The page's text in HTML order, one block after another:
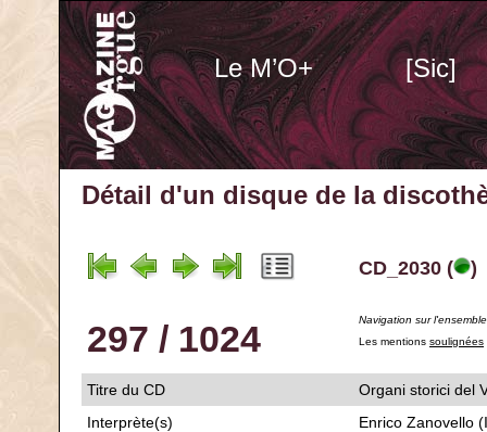
Le M’O+ [Sic]
Détail d'un disque de la
CD_2030 ( )
297 / 1024
Navigation sur
Les mentions soulignées
Titre du CD
Organi storici
Interprète(s)
Enrico Zanovello